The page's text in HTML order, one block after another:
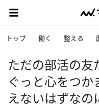
トップ 働く 整える
ただの部活の友
ぐっと心をつか
えないはずなの